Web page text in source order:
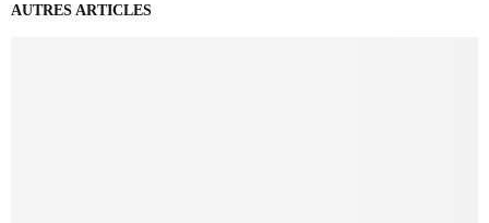
AUTRES ARTICLES